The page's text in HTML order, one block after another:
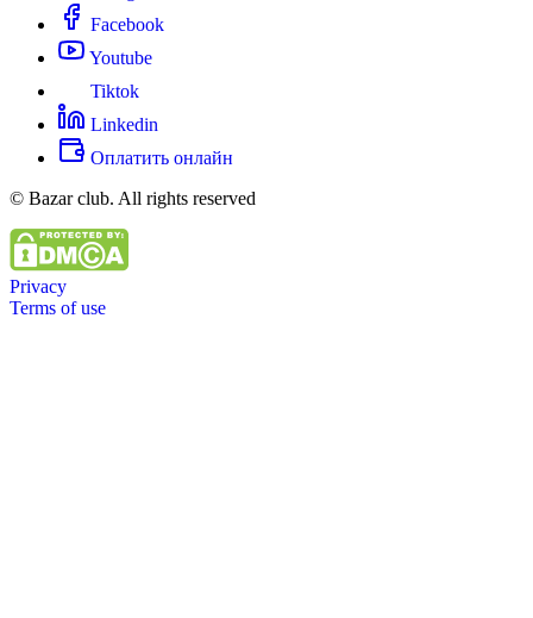
Facebook
Youtube
Tiktok
Linkedin
Оплатить онлайн
© Bazar club. All rights reserved
Privacy
Terms of use